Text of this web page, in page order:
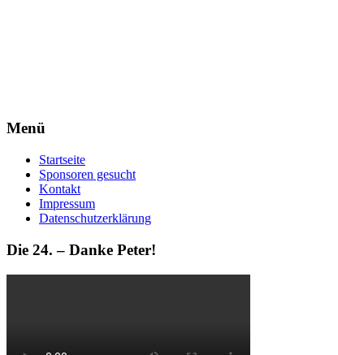
Menü
Startseite
Sponsoren gesucht
Kontakt
Impressum
Datenschutzerklärung
Die 24. – Danke Peter!